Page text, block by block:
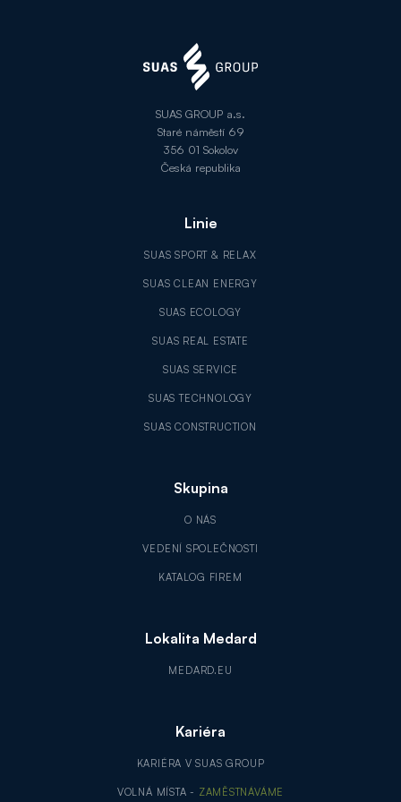
SUAS GROUP a.s.
Staré náměstí 69
356 01 Sokolov
Česká republika
Linie
SUAS SPORT & RELAX
SUAS CLEAN ENERGY
SUAS ECOLOGY
SUAS REAL ESTATE
SUAS SERVICE
SUAS TECHNOLOGY
SUAS CONSTRUCTION
Skupina
O NÁS
VEDENÍ SPOLEČNOSTI
KATALOG FIREM
Lokalita Medard
MEDARD.EU
Kariéra
KARIÉRA V SUAS GROUP
VOLNÁ MÍSTA - ZAMĚSTNÁVÁME